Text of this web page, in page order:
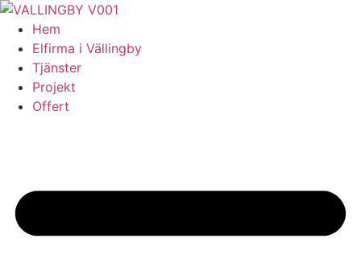
Skip
content
Hem
Elfirma i Vällingby
Tjänster
Projekt
Offert